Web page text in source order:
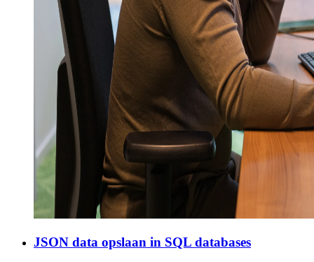
JSON data opslaan in SQL databases